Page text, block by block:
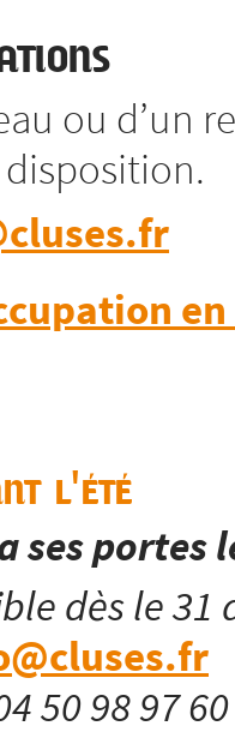
ou d’un
disposition.
l'été
ses portes
dès le 31
50 98 97